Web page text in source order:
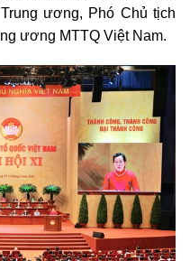
ương, Phó Chủ tịch
ương MTTQ Việt Nam.